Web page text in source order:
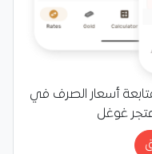
أسعار الصرف في
متجر غوغل